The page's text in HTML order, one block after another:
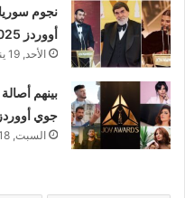
نجوم
أووردز 2025
الأحد, 19 يناير 2025, 1:54 م
بينهم
جوي أووردز 2025
السبت, 18 يناير 2025, 5:45 م